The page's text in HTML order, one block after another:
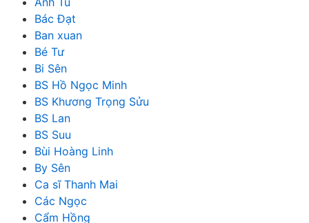
Bác Đạt
Ban xuan
Bé Tư
Bi Sên
BS Hồ Ngọc Minh
BS Khương Trọng Sửu
BS Lan
BS Suu
Bùi Hoàng Linh
By Sên
Ca sĩ Thanh Mai
Các Ngọc
Cẩm Hồng